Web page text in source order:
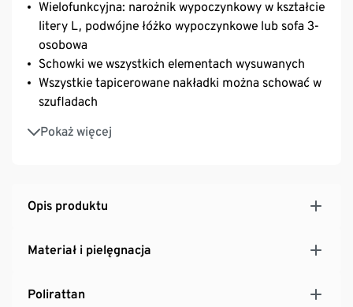
Wielofunkcyjna: narożnik wypoczynkowy w kształcie
litery L, podwójne łóżko wypoczynkowe lub sofa 3-
osobowa
Schowki we wszystkich elementach wysuwanych
Wszystkie tapicerowane nakładki można schować w
szufladach
Pokaż więcej
Poszycia wykonane z wysokiej jakości poliestru,
można je zdjąć i wyprać
Z osłonami podłoża
Opis produktu
Materiał i pielęgnacja
Polirattan